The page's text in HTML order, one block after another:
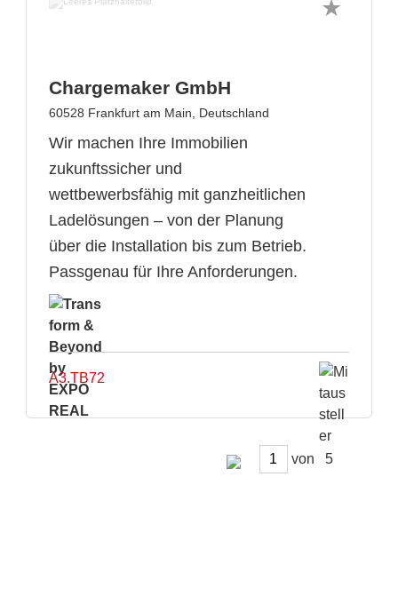
Chargemaker GmbH
60528 Frankfurt am Main, Deutschland
Wir machen Ihre Immobilien
zukunftssicher und
wettbewerbsfähig mit ganzheitlichen
Ladelösungen – von der Planung
über die Installation bis zum Betrieb.
Passgenau für Ihre Anforderungen.
A3.TB72
von